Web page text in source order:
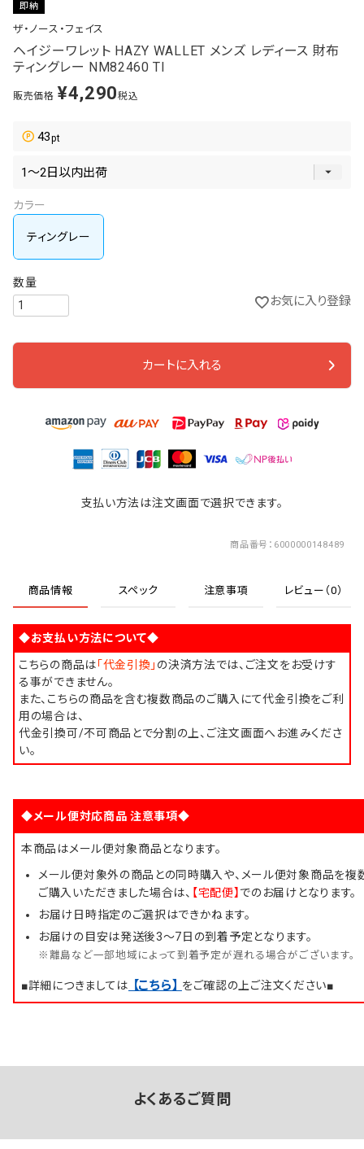
即納
ザ・ノース・フェイス
ヘイジーワレット HAZY WALLET メンズ レディース 財布
ティングレー NM82460 TI
販売価格 ¥4,290税込
43
カラー
ティングレー
お気に入り登録
カートに入れる
支払い方法は注文画面で選択できます。
商品番号 6000000148489
商品情報 スペック 注意事項 レビュー（0）
◆お支払い方法について◆
こちらの商品は「代金引換」 の決済方法では、ご注文をお受けす
る事ができません。
また、こちらの商品を含む複数商品のご購入にて代金引換をご利
用の場合は、
代金引換可/不可商品とで分割の上、ご注文画面へお進みくださ
い。
◆メール便対応商品 注意事項◆
本商品はメール便対象商品となります。
メール便対象外の商品との同時購入や、メール便対象商品を複
ご購入いただきました場合は、 【宅配便】 でのお届けとなります。
お届け日時指定のご選択はできかねます。
お届けの目安は発送後3～7日の到着予定となります。
※離島など一部地域によって到着予定が遅れる場合がございます。
■詳細につきましては 【こちら】 をご確認の上ご注文ください■
よくあるご質問